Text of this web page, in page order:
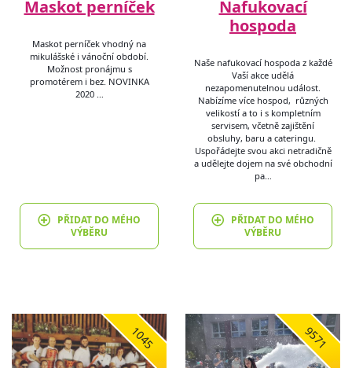
Maskot perníček
Maskot perníček vhodný na
mikulášské i vánoční období.
Možnost pronájmu s
promotérem i bez. NOVINKA
2020 …
PŘIDAT DO MÉHO
VÝBĚRU
Nafukovací
hospoda
Naše nafukovací hospoda z každé
Vaší akce udělá
nezapomenutelnou událost.
Nabízíme více hospod, různých
velikostí a to i s kompletním
servisem, včetně zajištění
obsluhy, baru a cateringu.
Uspořádejte svou akci netradičně
a udělejte dojem na své obchodní
pa…
PŘIDAT DO MÉHO
VÝBĚRU
1045 9571